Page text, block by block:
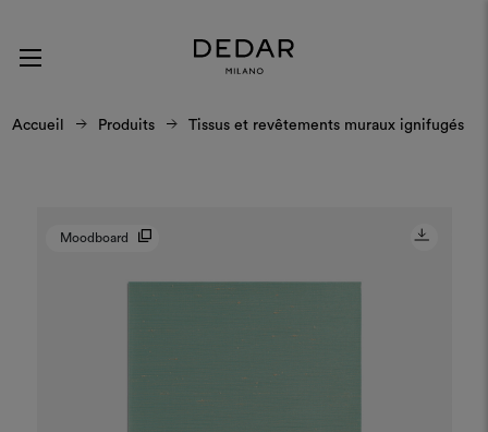
Accueil Produits Tissus et revêtements muraux ignifugés
Moodboard